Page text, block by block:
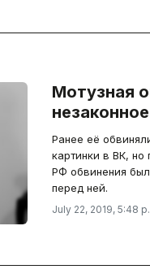
Мотузная
Ранее её
картинки в ВК, но
РФ обвинения
перед ней.
July 22, 2019, 5:48